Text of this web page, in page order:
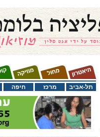
חיפה מרכז תל-אביב